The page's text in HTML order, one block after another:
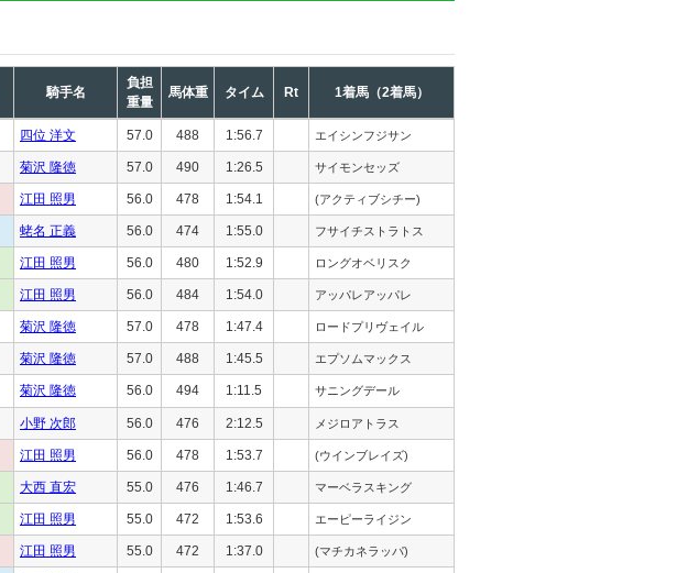
騎手名
負担
重量
馬体重 タイム Rt 1着馬（2着馬）
四位 洋文 57.0 488 1:56.7 エイシンフジサン
菊沢 隆徳 57.0 490 1:26.5 サイモンセッズ
江田 照男 56.0 478 1:54.1 (アクティブシチー)
蛯名 正義 56.0 474 1:55.0 フサイチストラトス
江田 照男 56.0 480 1:52.9 ロングオベリスク
江田 照男 56.0 484 1:54.0 アッパレアッパレ
菊沢 隆徳 57.0 478 1:47.4 ロードプリヴェイル
菊沢 隆徳 57.0 488 1:45.5 エプソムマックス
菊沢 隆徳 56.0 494 1:11.5 サニングデール
小野 次郎 56.0 476 2:12.5 メジロアトラス
江田 照男 56.0 478 1:53.7 (ウインブレイズ)
大西 直宏 55.0 476 1:46.7 マーベラスキング
江田 照男 55.0 472 1:53.6 エーピーライジン
江田 照男 55.0 472 1:37.0 (マチカネラッパ)